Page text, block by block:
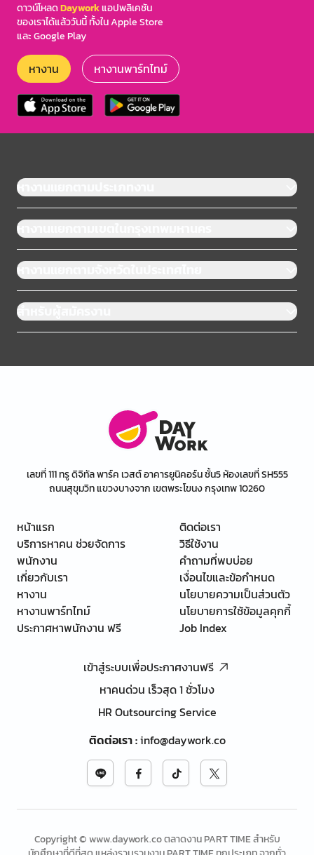
ดาวน์โหลดDayworkแอปพลิเคชัน
ของเราได้แล้ววันนี้ ทั้งใน Apple Store
และ Google Play
หางาน หางานพาร์ทไทม์
หางานแยกตามประเภทงาน
หางานแยกตามเขตในกรุงเทพมหานคร
หางานแยกตามจังหวัดในประเทศไทย
สำหรับผู้สมัครงาน
เลขที่ 111 ทรู ดิจิทัล พาร์ค เวสต์ อาคารยูนิคอร์น ชั้น5 ห้องเลขที่ SH555
ถนนสุขุมวิท แขวงบางจาก เขตพระโขนง กรุงเทพ 10260
หน้าแรก
บริการหาคน ช่วยจัดการ
พนักงาน
เกี่ยวกับเรา
หางาน
หางานพาร์ทไทม์
ประกาศหาพนักงาน ฟรี
ติดต่อเรา
วิธีใช้งาน
คำถามที่พบบ่อย
เงื่อนไขและข้อกำหนด
นโยบายความเป็นส่วนตัว
นโยบายการใช้ข้อมูลคุกกี้
Job Index
เข้าสู่ระบบเพื่อประกาศงานฟรี
หาคนด่วน เร็วสุด 1 ชั่วโมง
HR Outsourcing Service
ติดต่อเรา:info@daywork.co
Copyright © www.daywork.co ตลาดงาน PART TIME สำหรับ